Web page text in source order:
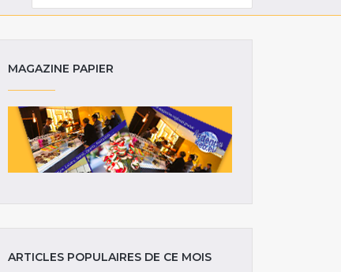
MAGAZINE PAPIER
ARTICLES POPULAIRES DE CE MOIS